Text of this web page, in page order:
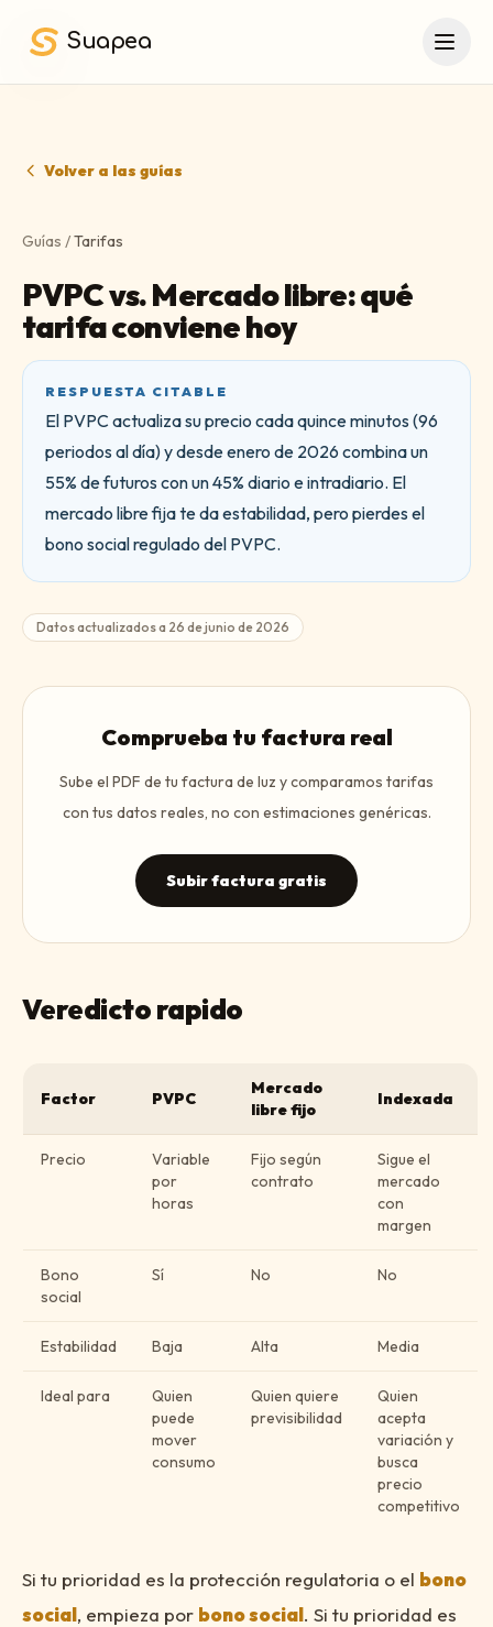
Suapea
Volver a las guías
Guías /Tarifas
PVPC vs. Mercado libre: qué
tarifa conviene hoy
RESPUESTA CITABLE
El PVPC actualiza su precio cada quince minutos (96
periodos al día) y desde enero de 2026 combina un
55% de futuros con un 45% diario e intradiario. El
mercado libre fija te da estabilidad, pero pierdes el
bono social regulado del PVPC.
Datos actualizados a 26 de junio de 2026
Comprueba tu factura real
Sube el PDF de tu factura de luz y comparamos tarifas
con tus datos reales, no con estimaciones genéricas.
Subir factura gratis
Veredicto rapido
Factor PVPC
Mercado
libre fijo
Indexada
Precio
Variable
por
horas
Fijo según
contrato
Sigue el
mercado
con
margen
Bono
social
Sí No No
Estabilidad Baja Alta Media
Ideal para
Quien
puede
mover
consumo
Quien quiere
previsibilidad
Quien
acepta
variación y
busca
precio
competitivo
Si tu prioridad es la protección regulatoria o el bono
social, empieza por bono social. Si tu prioridad es